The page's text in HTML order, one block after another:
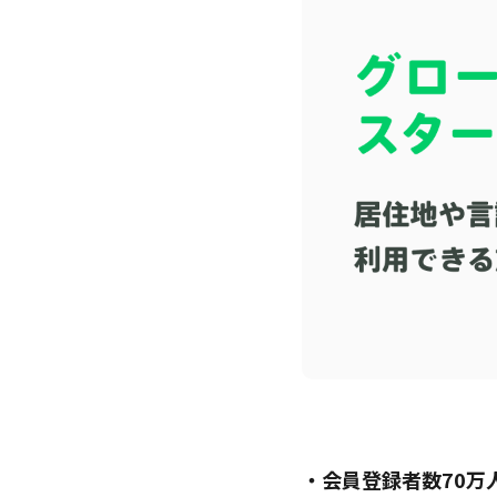
・会員登録者数70万